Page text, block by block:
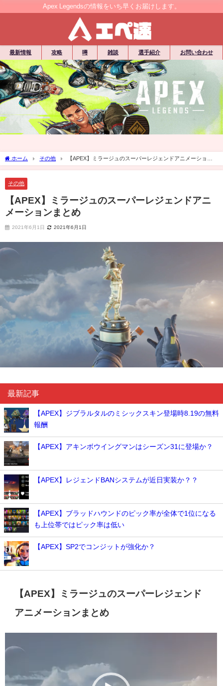
Apex Legendsの情報をいち早くお届けします。
最新情報 攻略 噂 雑談 選手紹介 お問い合わせ
ホーム その他
【APEX】ミラージュのスーパーレジェンドアニメーション
まとめ
その他
【APEX】ミラージュのスーパーレジェンドアニ
メーションまとめ
2021年6月1日 2021年6月1日
最新記事
【APEX】ジブラルタルのミシックスキン登場時8.19の無料
報酬
【APEX】アキンボウイングマンはシーズン31に登場か？
【APEX】レジェンドBANシステムが近日実装か？？
【APEX】ブラッドハウンドのピック率が全体で1位になる
も上位帯ではピック率は低い
【APEX】SP2でコンジットが強化か？
【APEX】ミラージュのスーパーレジェンド
アニメーションまとめ
画
レ